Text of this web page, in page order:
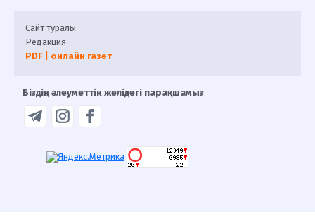
Сайт туралы
Редакция
PDF | онлайн газет
Біздің әлеуметтік желідегі парақшамыз